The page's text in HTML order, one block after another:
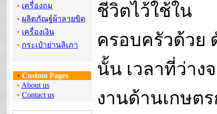
• เครื่องถม
• ผลิตภัณฐ์ผ้าลายขิด
• เครื่องเงิน
• กระเป๋าย่านลิเภา
• Custom Pages
• About us
• Contact us
ชีวิตไว้ใช้ใน
ครอบครัวด้วย
นั้น เวลาที่ว่าง
งานด้านเกษต